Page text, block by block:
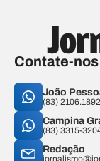
Contate-nos
João
(83) 2106.1892
Campina
(83) 3315-
Redação